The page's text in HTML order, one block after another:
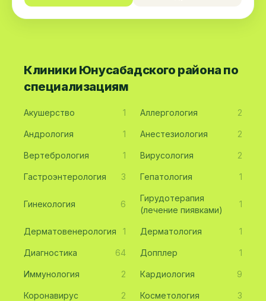
Клиники Юнусабадского района по
специализациям
Акушерство 1 Аллергология 2
Андрология 1 Анестезиология 2
Вертебрология 1 Вирусология 2
Гастроэнтерология 3 Гепатология 1
Гинекология 6
Гирудотерапия
(лечение пиявками)
1
Дерматовенерология 1 Дерматология 1
Диагностика 64 Допплер 1
Иммунология 2 Кардиология 9
Коронавирус 2 Косметология 3